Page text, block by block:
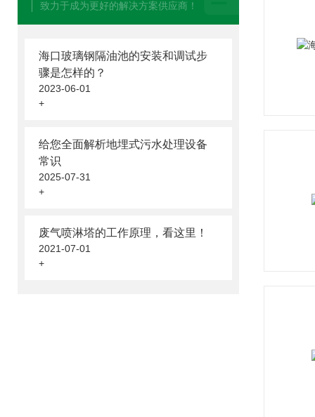
致力于成为更好的解决方案供应商！
海口玻璃钢隔油池的安装和调试步
骤是怎样的？
2023-06-01
+
给您全面解析地埋式污水处理设备
常识
2025-07-31
+
废气喷淋塔的工作原理，看这里！
2021-07-01
+